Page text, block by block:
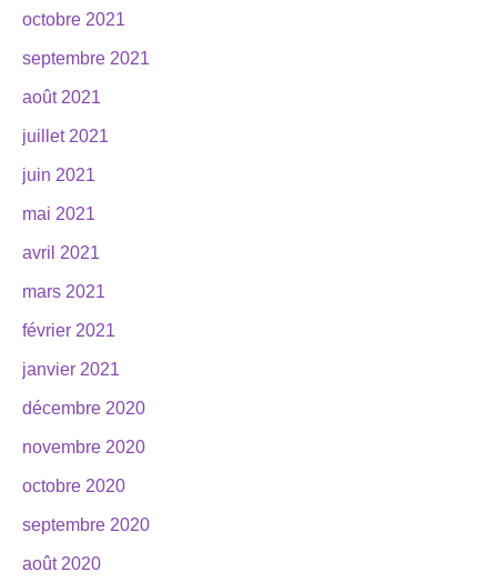
octobre 2021
septembre 2021
août 2021
juillet 2021
juin 2021
mai 2021
avril 2021
mars 2021
février 2021
janvier 2021
décembre 2020
novembre 2020
octobre 2020
septembre 2020
août 2020